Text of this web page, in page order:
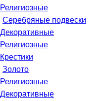
Религиозные
Серебряные подвески
Декоративные
Религиозные
Крестики
Золото
Религиозные
Декоративные